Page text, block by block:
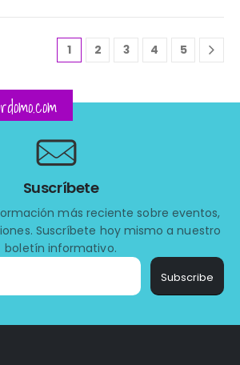
1 2 3 4 5
Suscríbete
más reciente sobre eventos,
Suscríbete hoy mismo a nuestro
boletín informativo.
Subscribe